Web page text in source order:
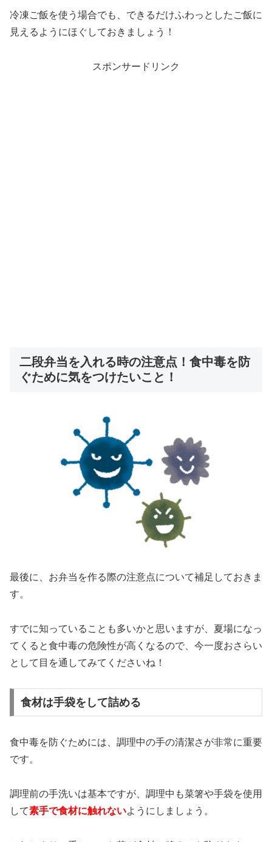
冷凍ご飯を使う場合でも、できるだけふわっとしたご飯に
見えるようにほぐしておきましょう！
スポンサードリンク
二段弁当を入れる時の注意点！食中毒を防
ぐために気をつけたいこと！
最後に、お弁当を作る際の注意点について補足しておきま
す。
すでに知っていることも多いかと思いますが、夏場になっ
てくると食中毒の危険性が高くなるので、今一度おさらい
として目を通してみてくださいね！
食材は手袋をして詰める
食中毒を防ぐためには、調理中の手の清潔さが非常に重要
です。
調理前の手洗いは基本ですが、調理中も菜箸や手袋を使用
して素手で食材に触れないようにしましょう。